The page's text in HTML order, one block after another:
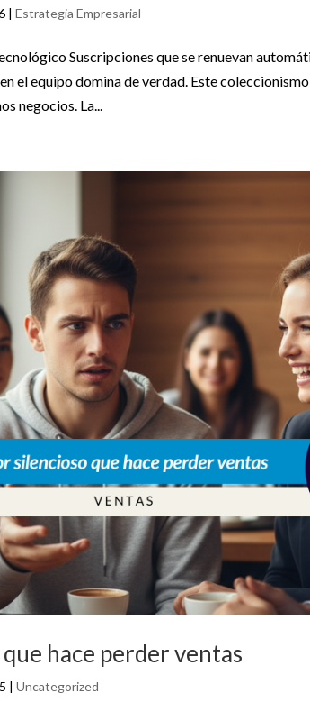
|Estrategia Empresarial
Suscripciones que se renuevan
el equipo domina de verdad. Este
negocios. La...
hace perder ventas
|Uncategorized